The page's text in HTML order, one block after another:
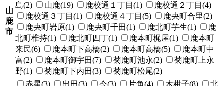
山
鹿
市
島(2)
山鹿(19) 鹿校通１丁目(1)
鹿校通２丁目(4)
鹿校通３丁目(1)
鹿校通４丁目(5)
鹿央町合里(2)
鹿央町岩原(1)
鹿央町千田(1) 鹿北町芋生(1)
鹿
北町椎持(1)
鹿北町四丁(1) 鹿本町梶屋(1)
鹿本町
来民(6)
鹿本町下高橋(2) 鹿本町高橋(5)
鹿本町中
富(2)
鹿本町御宇田(7) 菊鹿町池永(2)
菊鹿町上永
野(1)
菊鹿町下内田(3) 菊鹿町松尾(2)